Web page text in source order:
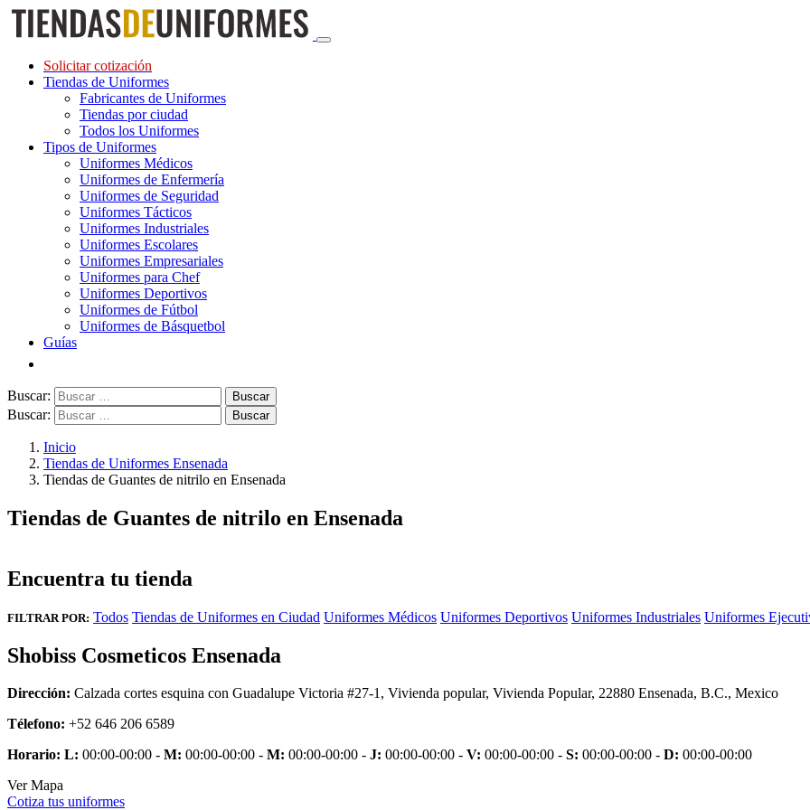
Solicitar cotización
Tiendas de Uniformes
Fabricantes de Uniformes
Tiendas por ciudad
Todos los Uniformes
Tipos de Uniformes
Uniformes Médicos
Uniformes de Enfermería
Uniformes de Seguridad
Uniformes Tácticos
Uniformes Industriales
Uniformes Escolares
Uniformes Empresariales
Uniformes para Chef
Uniformes Deportivos
Uniformes de Fútbol
Uniformes de Básquetbol
Guías
Buscar:
Buscar:
Inicio
Tiendas de Uniformes Ensenada
Tiendas de Guantes de nitrilo en Ensenada
Tiendas de Guantes de nitrilo en Ensenada
Encuentra tu tienda
FILTRAR POR: Todos Tiendas de Uniformes en Ciudad Uniformes Médicos Uniformes Deportivos Uniformes Industriales Uniformes
Shobiss Cosmeticos Ensenada
Dirección: Calzada cortes esquina con Guadalupe Victoria #27-1, Vivienda popular, Vivienda Popular, 22880 Ensenada, B.C., Mexico
Télefono: +52 646 206 6589
Horario: L: 00:00-00:00 - M: 00:00-00:00 - M: 00:00-00:00 - J: 00:00-00:00 - V: 00:00-00:00 - S: 00:00-00:00 - D: 00:00-00:00
Ver Mapa
Cotiza tus uniformes